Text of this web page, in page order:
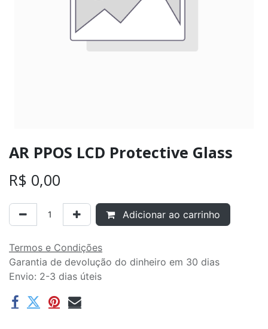
AR PPOS LCD Protective Glass
R$ 0,00
Adicionar ao carrinho
Termos e Condições
Garantia de devolução do dinheiro em 30 dias
Envio: 2-3 dias úteis